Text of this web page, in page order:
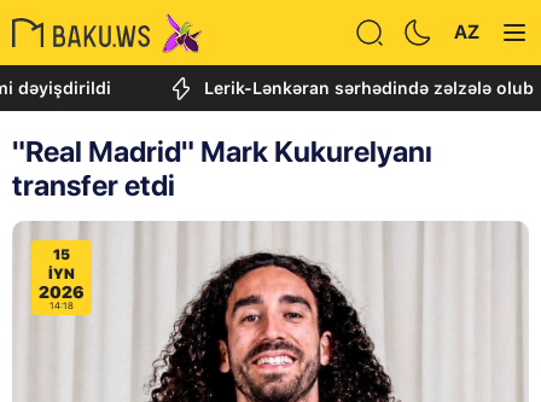
AZ
Lerik-Lənkəran sərhədində zəlzələ olub
"Real Madrid" Mark Kukurelyanı
transfer etdi
15
IYN
2026
14:18